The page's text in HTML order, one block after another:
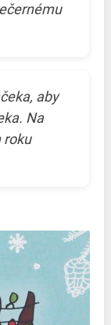
aby
Na
roku